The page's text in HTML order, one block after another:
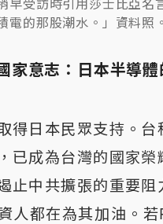
早受訪時引用莎士比亞名
電的那股潮水。」資料照
家意志：日本半導
得日本民眾支持。台
已成為台灣的國家榮
止中共擴張的重要阻
人都在為其加油。